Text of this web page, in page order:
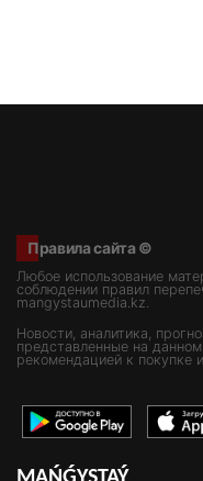
Правила сайта ©
Любое использование
соблюдении правил
mangystaumedia.kz.
Новости, аналитика,
представленные на
рекомендацией к покупке